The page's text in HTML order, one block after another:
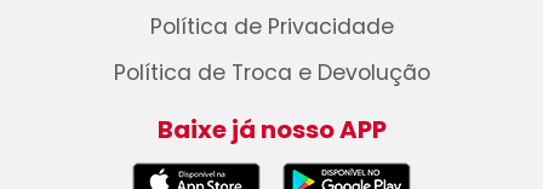
Política de Privacidade
Política de Troca e Devolução
Baixe já nosso APP